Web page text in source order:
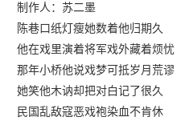
制作人：苏二墨
陈巷口纸灯瘦她数着他归期久
他在戏里演着将军戏外藏着烦忧
那年小桥他说戏梦可抵岁月荒谬
她笑他木讷却把对白记了很久
民国乱敌寇恶戏袍染血不肯休